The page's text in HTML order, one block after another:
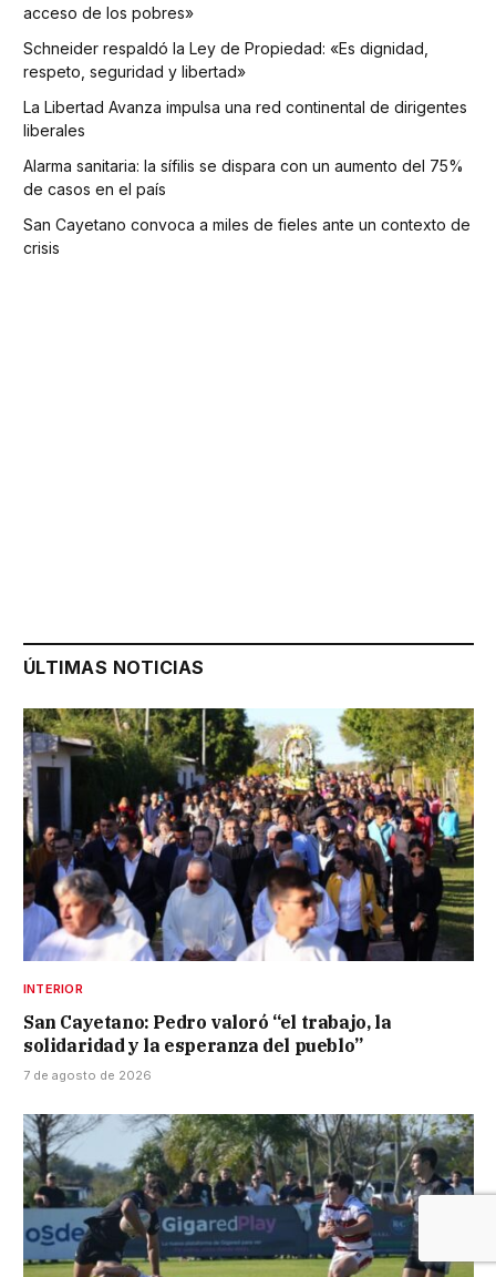
acceso de los pobres»
Schneider respaldó la Ley de Propiedad: «Es dignidad,
respeto, seguridad y libertad»
La Libertad Avanza impulsa una red continental de dirigentes
liberales
Alarma sanitaria: la sífilis se dispara con un aumento del 75%
de casos en el país
San Cayetano convoca a miles de fieles ante un contexto de
crisis
ÚLTIMAS NOTICIAS
INTERIOR
San Cayetano: Pedro valoró “el trabajo, la
solidaridad y la esperanza del pueblo”
7 de agosto de 2026